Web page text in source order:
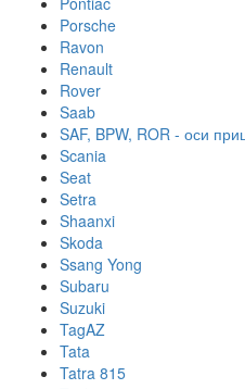
Porsche
Ravon
Renault
Rover
Saab
SAF, BPW, ROR - оси
Scania
Seat
Setra
Shaanxi
Skoda
Ssang Yong
Subaru
Suzuki
TagAZ
Tata
Tatra 815